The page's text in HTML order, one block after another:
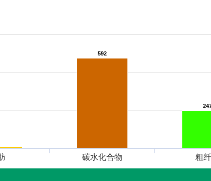
592
592
碳水化合物 粗